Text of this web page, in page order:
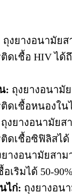
ถุงยางอนามัย
ดเชื้อ HIV ได้
: ถุงยางอนามั
ดเชื้อหนองใน
ถุงยางอนามัยส
ดเชื้อซิฟิลิสได้
ยางอนามัยสาม
เริมได้ 50-90%
ไก่: ถุงยางอน